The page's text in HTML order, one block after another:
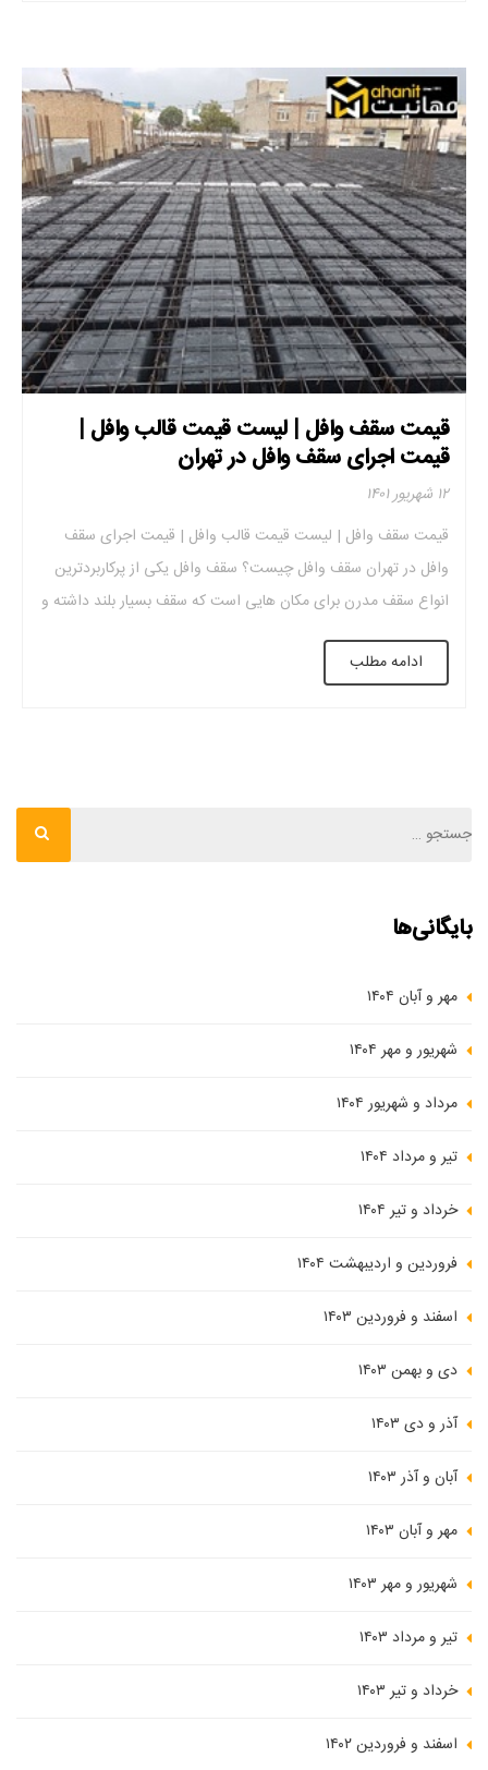
قیمت سقف وافل | لیست قیمت قالب وافل |
قیمت اجرای سقف وافل در تهران
۱۲ شهریور ۱۴۰۱
قیمت سقف وافل | لیست قیمت قالب وافل | قیمت اجرای سقف
وافل در تهران سقف وافل چیست؟ سقف وافل یکی از پرکاربردترین
انواع سقف مدرن برای مکان هایی است که سقف بسیار بلند داشته و
انتظار می رود وزن زیادی را تحمل کند. علت نامگذاری این سقف ها
ظاهر مشبک و شباهت آنها به […]
ادامه مطلب
بایگانی‌ها
مهر و آبان ۱۴۰۴
شهریور و مهر ۱۴۰۴
مرداد و شهریور ۱۴۰۴
تیر و مرداد ۱۴۰۴
خرداد و تیر ۱۴۰۴
فروردین و اردیبهشت ۱۴۰۴
اسفند و فروردین ۱۴۰۳
دی و بهمن ۱۴۰۳
آذر و دی ۱۴۰۳
آبان و آذر ۱۴۰۳
مهر و آبان ۱۴۰۳
شهریور و مهر ۱۴۰۳
تیر و مرداد ۱۴۰۳
خرداد و تیر ۱۴۰۳
اسفند و فروردین ۱۴۰۲